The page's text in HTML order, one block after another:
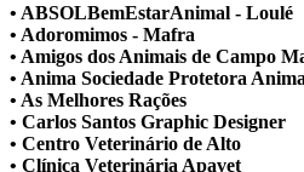
• ABSOLBemEstarAnimal - Loulé
• Adoromimos - Mafra
• Amigos dos Animais de Campo
• Anima Sociedade Protetora
• As Melhores Rações
• Carlos Santos Graphic Designer
• Centro Veterinário de Alto
• Clínica Veterinária Apavet